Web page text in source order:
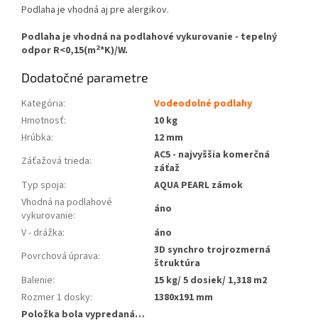
Podlaha je vhodná aj pre alergikov.
Podlaha je vhodná na podlahové vykurovanie - tepelný
odpor R<0,15(m2*K)/W.
Dodatočné parametre
Kategória:
Vodeodolné podlahy
Hmotnosť:
10 kg
Hrúbka:
12 mm
Záťažová trieda:
AC5 - najvyššia komerčná
záťaž
Typ spoja:
AQUA PEARL zámok
Vhodná na podlahové
vykurovanie:
áno
V - drážka:
áno
Povrchová úprava:
3D synchro trojrozmerná
štruktúra
Balenie:
15 kg/ 5 dosiek/ 1,318 m2
Rozmer 1 dosky:
1380x191 mm
Položka bola vypredaná…